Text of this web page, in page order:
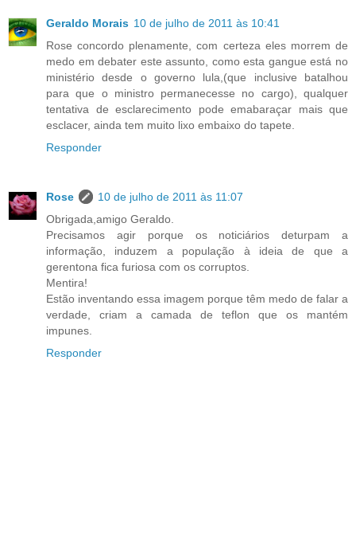
Geraldo Morais 10 de julho de 2011 às 10:41
Rose concordo plenamente, com certeza eles morrem de
medo em debater este assunto, como esta gangue está no
ministério desde o governo lula,(que inclusive batalhou
para que o ministro permanecesse no cargo), qualquer
tentativa de esclarecimento pode emabaraçar mais que
esclacer, ainda tem muito lixo embaixo do tapete.
Responder
Rose
10 de julho de 2011 às 11:07
Obrigada,amigo Geraldo.
Precisamos agir porque os noticiários deturpam a
informação, induzem a população à ideia de que a
gerentona fica furiosa com os corruptos.
Mentira!
Estão inventando essa imagem porque têm medo de falar a
verdade, criam a camada de teflon que os mantém
impunes.
Responder